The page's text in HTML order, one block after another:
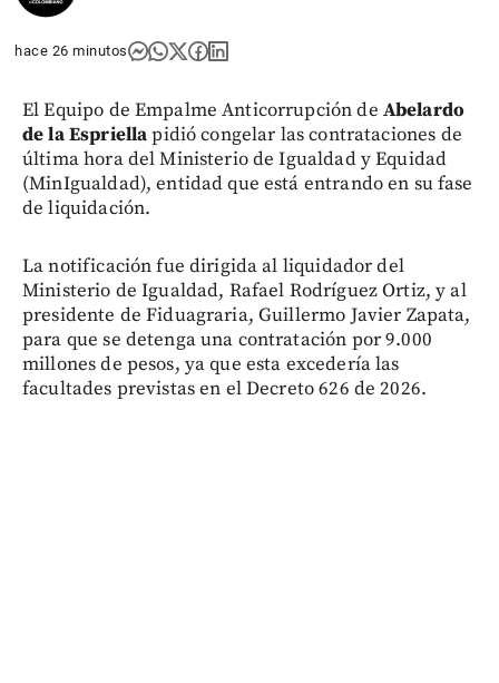
hace 26 minutos
El Equipo de Empalme Anticorrupción de Abelardo
de la Espriellapidió congelar las contrataciones de
última hora del Ministerio de Igualdad y Equidad
(MinIgualdad), entidad que está entrando en su fase
de liquidación.
La notificación fue dirigida al liquidador del
Ministerio de Igualdad, Rafael Rodríguez Ortiz, y al
presidente de Fiduagraria, Guillermo Javier Zapata,
para que se detenga una contratación por 9.000
millones de pesos, ya que esta excedería las
facultades previstas en el Decreto 626 de 2026.